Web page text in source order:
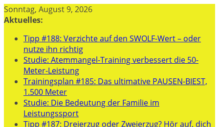
Zum
Inhalt
Sonntag, August 9, 2026
Aktuelles:
Tipp #188: Verzichte auf den SWOLF-Wert – oder
nutze ihn richtig
Studie: Atemmangel-Training verbessert die 50-
Meter-Leistung
Trainingsplan #185: Das ultimative PAUSEN-BIEST,
1.500 Meter
Studie: Die Bedeutung der Familie im
Leistungssport
Tipp #187: Dreierzug oder Zweierzug? Hör auf, dich